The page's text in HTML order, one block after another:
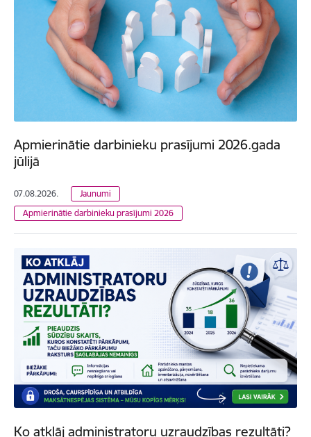
Apmierinātie darbinieku prasījumi 2026.gada
jūlijā
07.08.2026.
Jaunumi
Apmierinātie darbinieku prasījumi 2026
Ko atklāj administratoru uzraudzības rezultāti?